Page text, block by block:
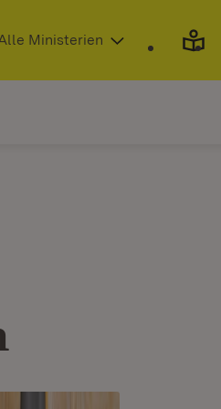
neuem Fenster)
Ministerien